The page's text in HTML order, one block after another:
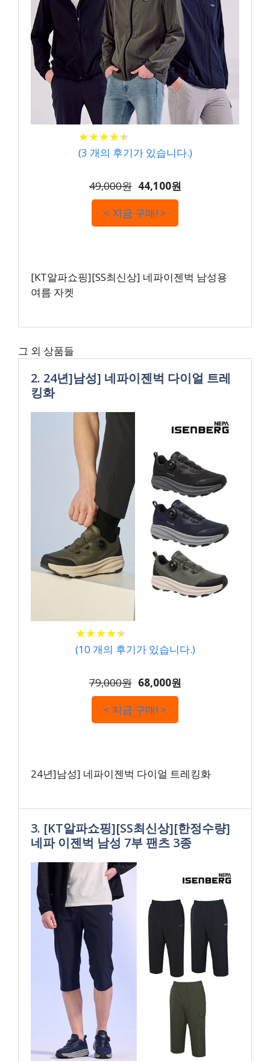
★★★★★
★★★★★
(3 개의 후기가 있습니다.)
49,000원 44,100원
< 지금 구매! >
[KT알파쇼핑][SS최신상] 네파이젠벅 남성용
여름 자켓
그 외 상품들
2. 24년]남성] 네파이젠벅 다이얼 트레
킹화
★★★★★
★★★★★
(10 개의 후기가 있습니다.)
79,000원 68,000원
< 지금 구매! >
24년]남성] 네파이젠벅 다이얼 트레킹화
3. [KT알파쇼핑][SS최신상][한정수량]
네파 이젠벅 남성 7부 팬츠 3종